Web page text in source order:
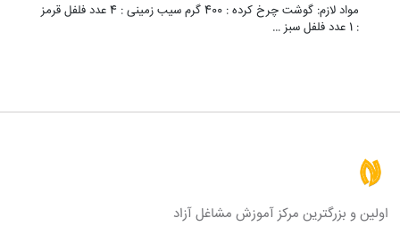
مواد لازم: گوشت چرخ کرده : 400 گرم سیب زمینی : 4 عدد فلفل قرمز
: 1 عدد فلفل سبز …
اولین و بزرگترین مرکز آموزش مشاغل آزاد